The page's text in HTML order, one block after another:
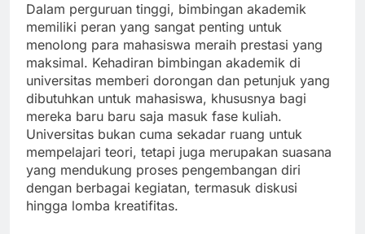
Dalam perguruan tinggi, bimbingan akademik
memiliki peran yang sangat penting untuk
menolong para mahasiswa meraih prestasi yang
maksimal. Kehadiran bimbingan akademik di
universitas memberi dorongan dan petunjuk yang
dibutuhkan untuk mahasiswa, khususnya bagi
mereka baru baru saja masuk fase kuliah.
Universitas bukan cuma sekadar ruang untuk
mempelajari teori, tetapi juga merupakan suasana
yang mendukung proses pengembangan diri
dengan berbagai kegiatan, termasuk diskusi
hingga lomba kreatifitas.